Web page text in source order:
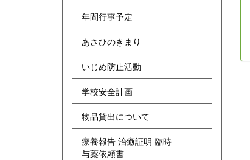
年間行事予定
あさひのきまり
いじめ防止活動
学校安全計画
物品貸出について
療養報告 治癒証明 臨時
与薬依頼書